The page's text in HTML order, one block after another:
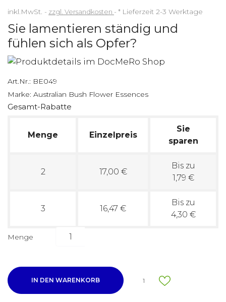
inkl.MwSt.
zzgl. Versandkosten * Lieferzeit 2-3 Werktage
Sie lamentieren ständig und
fühlen sich als Opfer?
Art.Nr.: BE049
Marke: Australian Bush Flower Essences
Gesamt-Rabatte
Menge Einzelpreis
Sie
sparen
2 17,00 €
Bis zu
1,79 €
3 16,47 €
Bis zu
4,30 €
Menge
IN DEN WARENKORB 1